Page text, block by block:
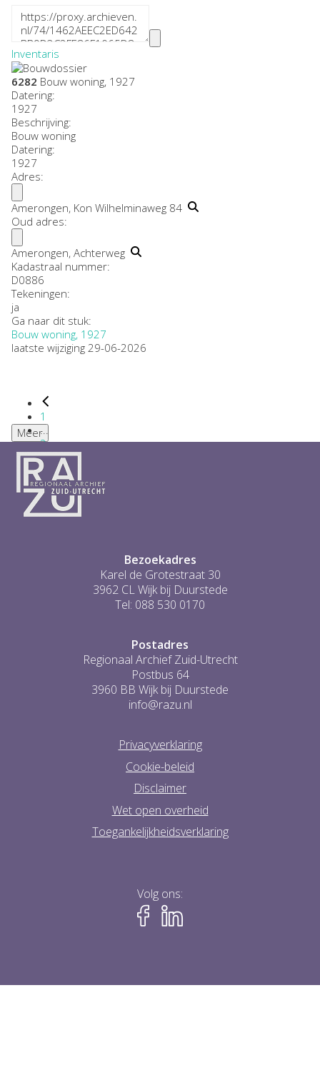
Inventaris
6282 Bouw woning, 1927
Datering:
1927
Beschrijving:
Bouw woning
Datering:
1927
Adres:
Amerongen, Kon Wilhelminaweg 84
Oud adres:
Amerongen, Achterweg
Kadastraal nummer:
D0886
Tekeningen:
ja
Ga naar dit stuk:
Bouw woning, 1927
laatste wijziging 29-06-2026
1
...
2
3
4
5
6
...
Meer
Bezoekadres
Karel de Grotestraat 30
3962 CL Wijk bij Duurstede
Tel: 088 530 0170
Postadres
Regionaal Archief Zuid-Utrecht
Postbus 64
3960 BB Wijk bij Duurstede
info@razu.nl
Privacyverklaring
Cookie-beleid
Disclaimer
Wet open overheid
Toegankelijkheidsverklaring
Volg ons: